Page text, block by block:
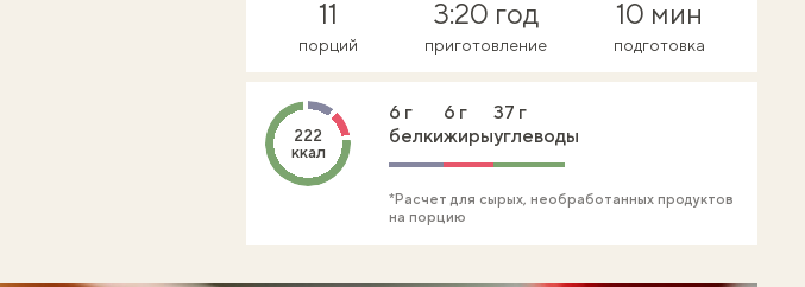
11
порций
3:20 год
приготовление
10 мин
подготовка
222
ккал
6 г
белки
6 г
жиры
37 г
углеводы
*Расчет для сырых, необработанных продуктов
на порцию